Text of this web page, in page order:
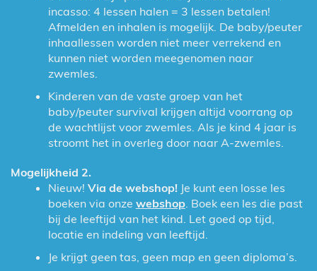
incasso: 4 lessen halen = 3 lessen betalen!
Afmelden en inhalen is mogelijk. De baby/peuter
inhaallessen worden niet meer verrekend en
kunnen niet worden meegenomen naar
zwemles.
Kinderen van de vaste groep van het
baby/peuter survival krijgen altijd voorrang op
de wachtlijst voor zwemles. Als je kind 4 jaar is
stroomt het in overleg door naar A-zwemles.
Mogelijkheid 2.
Nieuw! Via de webshop!Je kunt een losse les
boeken via onze webshop. Boek een les die past
bij de leeftijd van het kind. Let goed op tijd,
locatie en indeling van leeftijd.
Je krijgt geen tas, geen map en geen diploma’s.